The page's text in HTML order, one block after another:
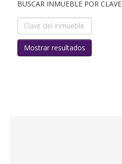
BUSCAR INMUEBLE POR CLAVE
Mostrar resultados